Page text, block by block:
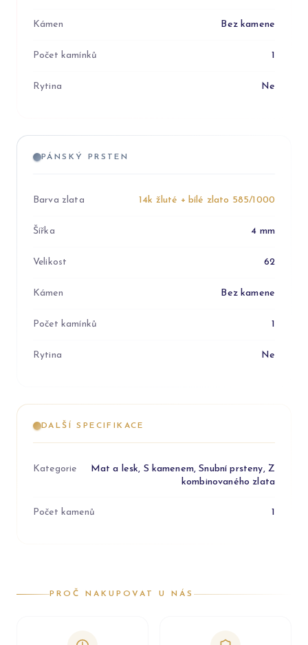
Kámen Bez kamene
Počet kamínků 1
Rytina Ne
PÁNSKÝ PRSTEN
Barva zlata 14k žluté + bílé zlato 585/1000
Šířka 4 mm
Velikost 62
Kámen Bez kamene
Počet kamínků 1
Rytina Ne
DALŠÍ SPECIFIKACE
Kategorie
Mat a lesk, S kamenem, Snubní prsteny, Z
kombinovaného zlata
Počet kamenů 1
PROČ NAKUPOVAT U NÁS